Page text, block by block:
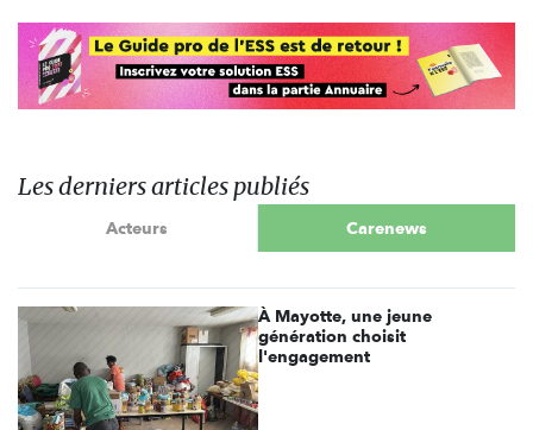
Les derniers articles publiés
Acteurs Carenews
À Mayotte, une jeune
génération choisit
l'engagement